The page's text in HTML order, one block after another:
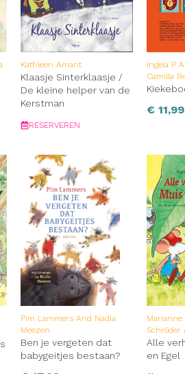
Kathleen Amant
Klaasje Sinterklaasje /
De kleine helper van de
Kerstman
RESERVEREN
Ingela P
Camilla
€11,99
Pim Lammers And Nadia
Meezen
Ben je vergeten dat
babygeitjes bestaan?
Marianne
Schröder
Alle
en Egel